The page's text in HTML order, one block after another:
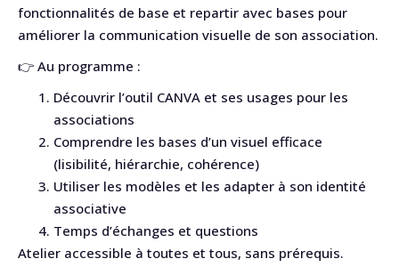
fonctionnalités de base et repartir avec bases pour
améliorer la communication visuelle de son association.
👉 Au programme :
Découvrir l’outil CANVA et ses usages pour les
associations
Comprendre les bases d’un visuel efficace
(lisibilité, hiérarchie, cohérence)
Utiliser les modèles et les adapter à son identité
associative
Temps d’échanges et questions
Atelier accessible à toutes et tous, sans prérequis.